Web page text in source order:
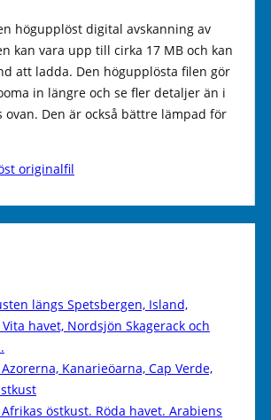
högupplöst digital avskanning av
kan vara upp till cirka 17 MB och kan
att ladda. Den högupplösta filen gör
in längre och se fler detaljer än i
ovan. Den är också bättre lämpad för
originalfil
längs Spetsbergen, Island,
havet, Nordsjön Skagerack och
Kanarieöarna, Cap Verde,
östkust. Röda havet. Arabiens